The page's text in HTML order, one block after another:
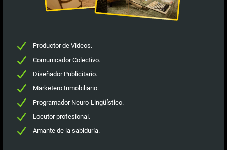
Productor de Videos.
Comunicador Colectivo.
Diseñador Publicitario.
Marketero Inmobiliario.
Programador Neuro-Lingüístico.
Locutor profesional.
Amante de la sabiduría.